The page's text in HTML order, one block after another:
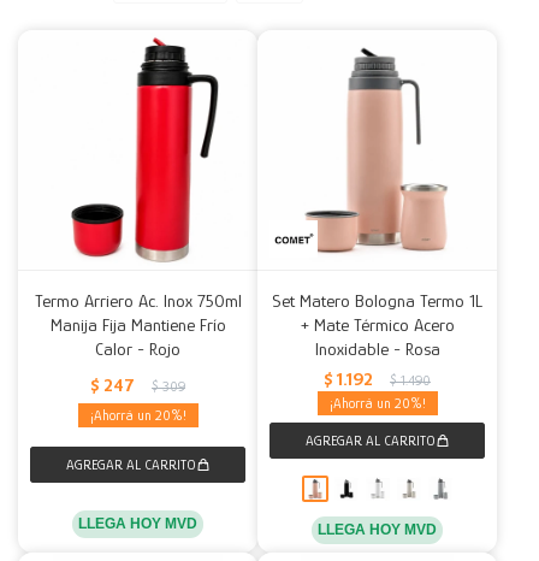
Termo Arriero Ac. Inox 750ml
Manija Fija Mantiene Frío
Calor - Rojo
$ 247 $ 309
20
LLEGA HOY MVD
Set Matero Bologna Termo 1L
+ Mate Térmico Acero
Inoxidable - Rosa
$ 1.192 $ 1.490
20
LLEGA HOY MVD
Acolchados y Frazadas
Accesorios para el hogar